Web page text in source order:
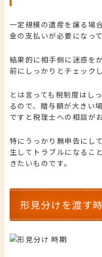
一定規模の遺産を譲る場
金の支払いが必要になっ
結果的に相手側に迷惑を
前にしっかりとチェック
とは言っても税制度はし
るので、贈与額が大きい
ですと税理士への相談が
特にうっかり無申告にし
生してトラブルになるこ
きたいものです。
形見分けを渡す